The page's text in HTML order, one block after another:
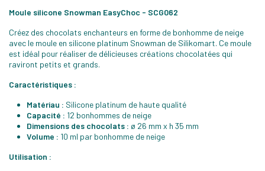
Moule silicone Snowman EasyChoc - SCG062
Créez des chocolats enchanteurs en forme de bonhomme de neige
avec le moule en silicone platinum Snowman de Silikomart. Ce moule
est idéal pour réaliser de délicieuses créations chocolatées qui
raviront petits et grands.
Caractéristiques :
Matériau : Silicone platinum de haute qualité
Capacité : 12 bonhommes de neige
Dimensions des chocolats : ø 26 mm x h 35 mm
Volume : 10 ml par bonhomme de neige
Utilisation :